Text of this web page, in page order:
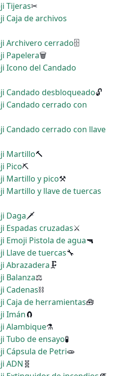
Tijeras✂
Caja de archivos
Archivero cerrado🗄
Papelera🗑
Icono del Candado
Candado desbloqueado🔓
Candado cerrado con
Candado cerrado con llave
Martillo🔨
Pico⛏
Martillo y pico⚒
Martillo y llave de tuercas
Daga🗡
Espadas cruzadas⚔
Emoji Pistola de agua🔫
Llave de tuercas🔧
Abrazadera🗜
Balanza⚖
Cadenas⛓
Caja de herramientas🧰
Imán🧲
Alambique⚗
Tubo de ensayo🧪
Cápsula de Petri🧫
ADN 🧬